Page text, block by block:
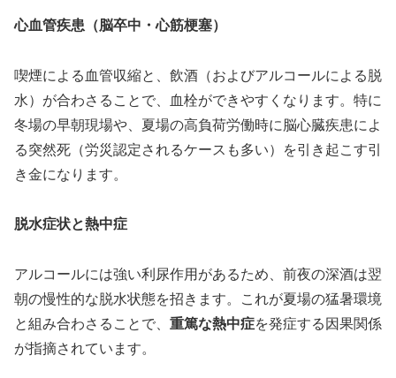
心血管疾患（脳卒中・心筋梗塞）
喫煙による血管収縮と、飲酒（およびアルコールによる脱
水）が合わさることで、血栓ができやすくなります。特に
冬場の早朝現場や、夏場の高負荷労働時に脳心臓疾患によ
る突然死（労災認定されるケースも多い）を引き起こす引
き金になります。
脱水症状と熱中症
アルコールには強い利尿作用があるため、前夜の深酒は翌
朝の慢性的な脱水状態を招きます。これが夏場の猛暑環境
と組み合わさることで、 重篤な熱中症を発症する因果関係
が指摘されています。